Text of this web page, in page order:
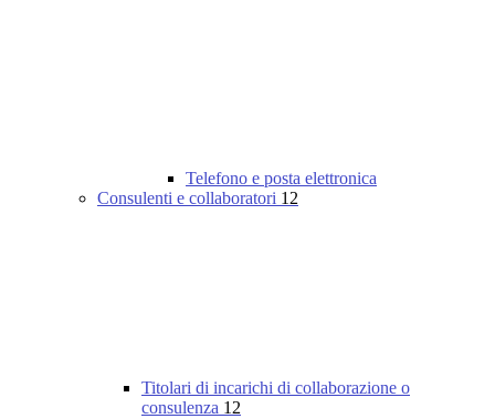
Telefono e posta elettronica
Consulenti e collaboratori 12
Titolari di incarichi di collaborazione o
consulenza 12